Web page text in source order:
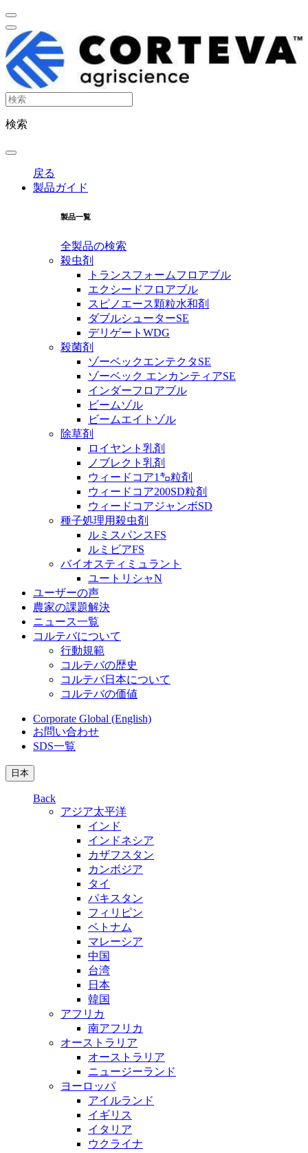
検索
戻る
製品ガイド
製品一覧
全製品の検索
殺虫剤
トランスフォームフロアブル
エクシードフロアブル
スピノエース顆粒水和剤
ダブルシューターSE
デリゲートWDG
殺菌剤
ゾーベックエンテクタSE
ゾーベック エンカンティアSE
インダーフロアブル
ビームゾル
ビームエイトゾル
除草剤
ロイヤント乳剤
ノブレクト乳剤
ウィードコア1㌔粒剤
ウィードコア200SD粒剤
ウィードコアジャンボSD
種子処理用殺虫剤
ルミスパンスFS
ルミビアFS
バイオスティミュラント
ユートリシャN
ユーザーの声
農家の課題解決
ニュース一覧
コルテバについて
行動規範
コルテバの歴史
コルテバ日本について
コルテバの価値
Corporate Global (English)
お問い合わせ
SDS一覧
日本
Back
アジア太平洋
インド
インドネシア
カザフスタン
カンボジア
タイ
パキスタン
フィリピン
ベトナム
マレーシア
中国
台湾
日本
韓国
アフリカ
南アフリカ
オーストラリア
オーストラリア
ニュージーランド
ヨーロッパ
アイルランド
イギリス
イタリア
ウクライナ